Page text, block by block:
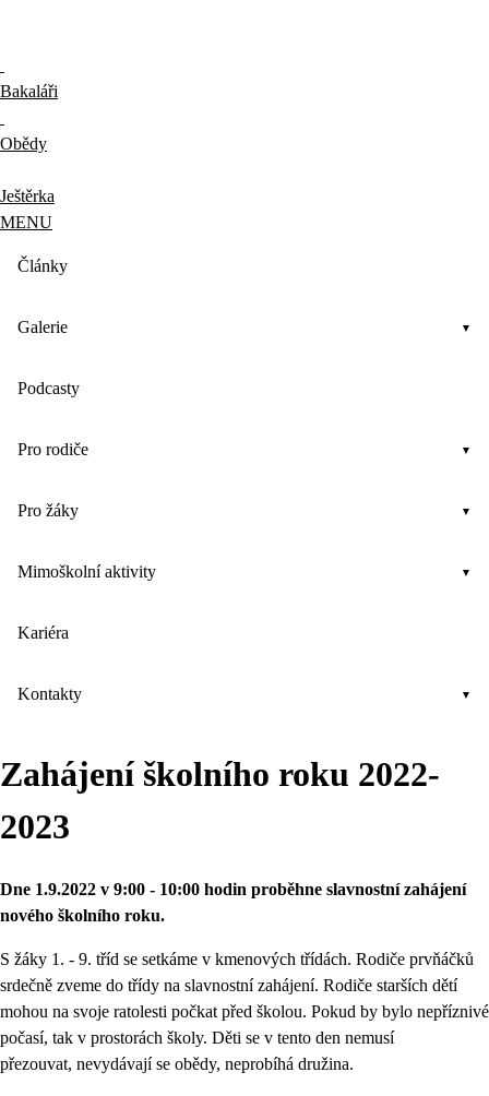
Bakaláři
Obědy
Ještěrka
MENU
Články
Galerie
Podcasty
Pro rodiče
Pro žáky
Mimoškolní aktivity
Kariéra
Kontakty
Zahájení školního roku 2022-
2023
Dne 1.9.2022 v 9:00 - 10:00 hodin proběhne slavnostní zahájení
nového školního roku.
S žáky 1. - 9. tříd se setkáme v kmenových třídách. Rodiče prvňáčků
srdečně zveme do třídy na slavnostní zahájení. Rodiče starších dětí
mohou na svoje ratolesti počkat před školou. Pokud by bylo nepříznivé
počasí, tak v prostorách školy. Děti se v tento den nemusí
přezouvat, nevydávají se obědy, neprobíhá družina.